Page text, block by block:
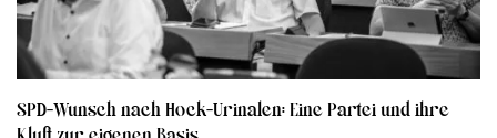
SPD-Wunsch nach Hock-Urinalen: Eine Partei und ihre